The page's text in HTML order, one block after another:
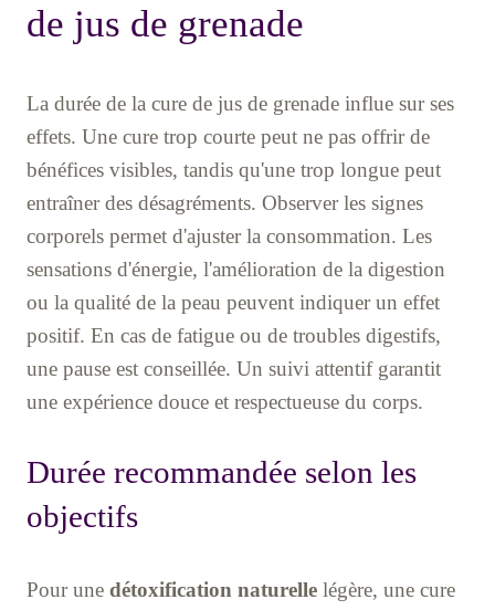
de jus de grenade
La durée de la cure de jus de grenade influe sur ses
effets. Une cure trop courte peut ne pas offrir de
bénéfices visibles, tandis qu'une trop longue peut
entraîner des désagréments. Observer les signes
corporels permet d'ajuster la consommation. Les
sensations d'énergie, l'amélioration de la digestion
ou la qualité de la peau peuvent indiquer un effet
positif. En cas de fatigue ou de troubles digestifs,
une pause est conseillée. Un suivi attentif garantit
une expérience douce et respectueuse du corps.
Durée recommandée selon les
objectifs
Pour une détoxification naturelle légère, une cure